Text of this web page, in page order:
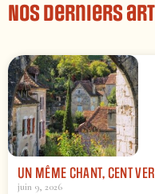
Nos derniers
UN MÊME CHANT, CENT
juin 9, 2026